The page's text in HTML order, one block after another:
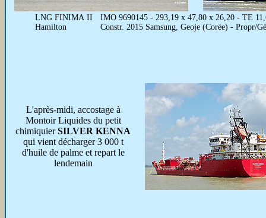
LNG FINIMA II
Hamilton
IMO 9690145 - 293,19 x 47,80 x 26,20 - TE
Constr. 2015 Samsung, Geoje (Corée) - Propr/
L'après-midi, accostage à
Montoir Liquides du petit
chimiquierSILVER KENNA
qui vient décharger 3 000 t
d'huile de palme et repart le
lendemain